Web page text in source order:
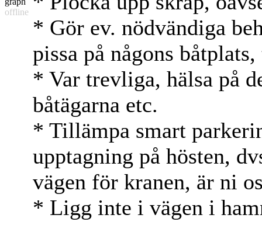
offline
* Gör ev. nödvändiga
pissa på någons
* Var trevliga, hälsa på
båtägarna etc.
* Tillämpa smart
upptagning på hösten,
vägen för kranen, är ni
* Ligg inte i vägen i